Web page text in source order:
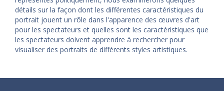
détails sur la façon dont les différentes caractéristiques du
portrait jouent un rôle dans l'apparence des œuvres d'art
pour les spectateurs et quelles sont les caractéristiques que
les spectateurs doivent apprendre à rechercher pour
visualiser des portraits de différents styles artistiques.